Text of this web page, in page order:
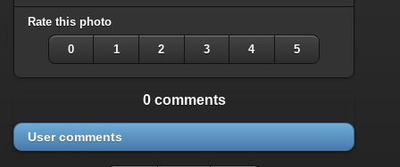
Rate this photo
0 1 2 3 4 5
0 comments
User comments